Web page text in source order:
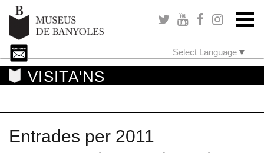
Select Language ▼
VISITA'NS
Entrades per 2011